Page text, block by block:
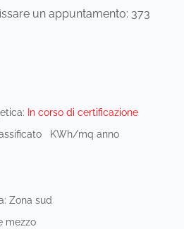
un appuntamento: 373
In corso di certificazione
KWh/mq anno
Zona sud
mezzo